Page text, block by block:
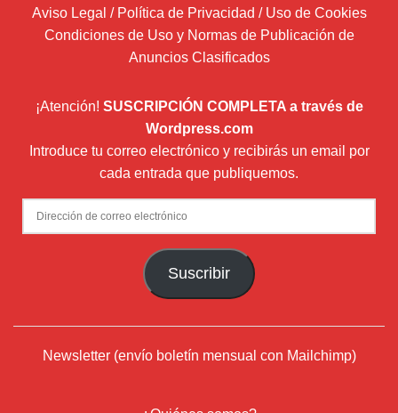
Aviso Legal / Política de Privacidad / Uso de Cookies
Condiciones de Uso y Normas de Publicación de
Anuncios Clasificados
¡Atención! SUSCRIPCIÓN COMPLETA a través de
Wordpress.com
Introduce tu correo electrónico y recibirás un email por
cada entrada que publiquemos.
Dirección
de
Suscribir
Newsletter (envío boletín mensual con Mailchimp)